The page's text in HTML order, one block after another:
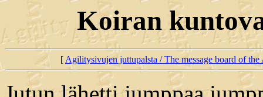
Koiran
[Agilitysivujen juttupalsta / The message board of